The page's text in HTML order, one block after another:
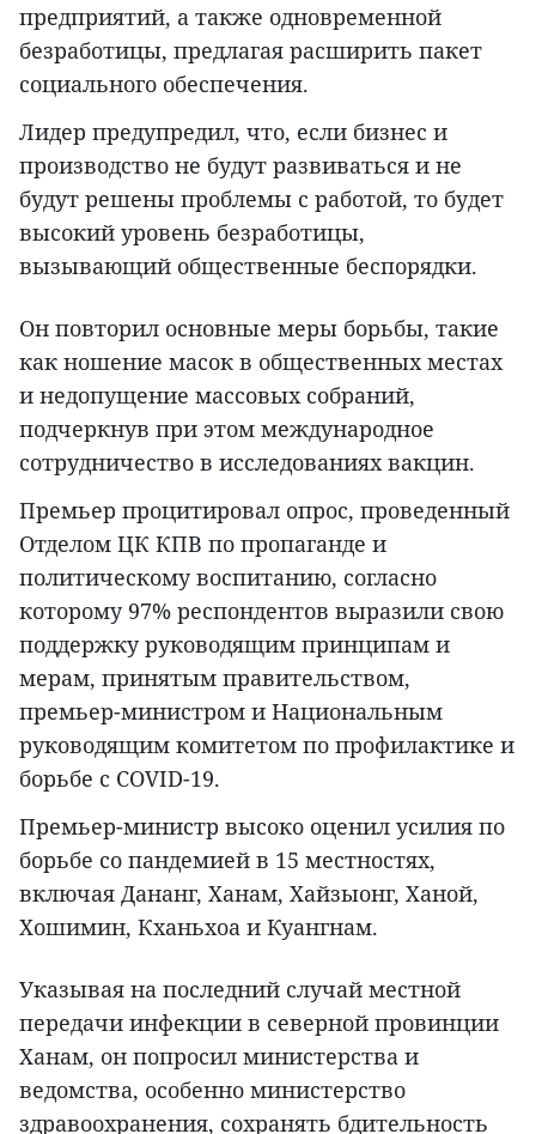
предприятий, а также одновременной
безработицы, предлагая расширить пакет
социального обеспечения.
Лидер предупредил, что, если бизнес и
производство не будут развиваться и не
будут решены проблемы с работой, то будет
высокий уровень безработицы,
вызывающий общественные беспорядки.
Он повторил основные меры борьбы, такие
как ношение масок в общественных местах
и недопущение массовых собраний,
подчеркнув при этом международное
сотрудничество в исследованиях вакцин.
Премьер процитировал опрос, проведенный
Отделом ЦК КПВ по пропаганде и
политическому воспитанию, согласно
которому 97% респондентов выразили свою
поддержку руководящим принципам и
мерам, принятым правительством,
премьер-министром и Национальным
руководящим комитетом по профилактике и
борьбе с COVID-19.
Премьер-министр высоко оценил усилия по
борьбе со пандемией в 15 местностях,
включая Дананг, Ханам, Хайзыонг, Ханой,
Хошимин, Кханьхоа и Куангнам.
Указывая на последний случай местной
передачи инфекции в северной провинции
Ханам, он попросил министерства и
ведомства, особенно министерство
здравоохранения, сохранять бдительность